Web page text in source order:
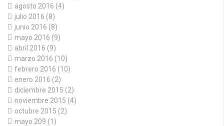
agosto 2016 (4)
julio 2016 (8)
junio 2016 (8)
mayo 2016 (9)
abril 2016 (9)
marzo 2016 (10)
febrero 2016 (10)
enero 2016 (2)
diciembre 2015 (2)
noviembre 2015 (4)
octubre 2015 (2)
mayo 209 (1)